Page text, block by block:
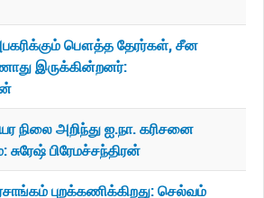
பௌத்த தேரர்கள், சீன
இருக்கின்றனர்:
நிலை அறிந்து ஐ.நா. கரிசனை
பிரேமச்சந்திரன்
புறக்கணிக்கிறது: செல்வம்